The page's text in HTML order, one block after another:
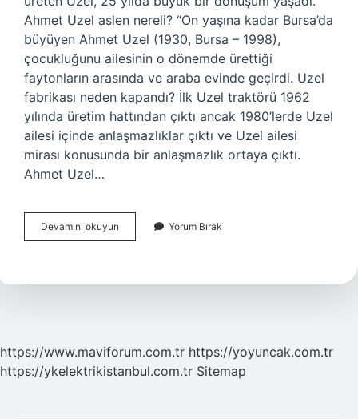
Ahmet Uzel aslen nereli? “On yaşına kadar Bursa’da
büyüyen Ahmet Uzel (1930, Bursa – 1998),
çocukluğunu ailesinin o dönemde ürettiği
faytonların arasında ve araba evinde geçirdi. Uzel
fabrikası neden kapandı? İlk Uzel traktörü 1962
yılında üretim hattından çıktı ancak 1980’lerde Uzel
ailesi içinde anlaşmazlıklar çıktı ve Uzel ailesi
mirası konusunda bir anlaşmazlık ortaya çıktı.
Ahmet Uzel…
Devamını okuyun
Ailesi
Yorum Bırak
https://www.maviforum.com.tr https://yoyuncak.com.tr
https://ykelektrikistanbul.com.tr Sitemap